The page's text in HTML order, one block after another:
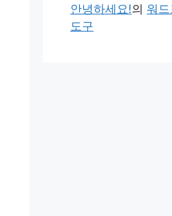
안녕하세요!의 워
도구